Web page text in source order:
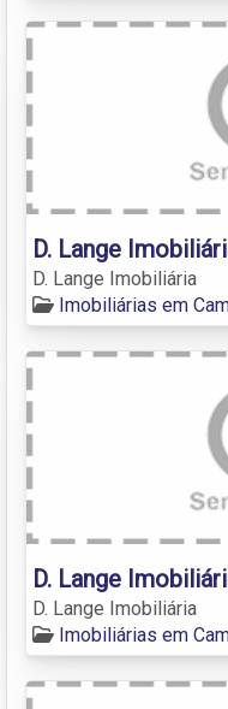
D. Lange
D. Lange Imobiliária
Imobiliárias em
D. Lange
D. Lange Imobiliária
Imobiliárias em